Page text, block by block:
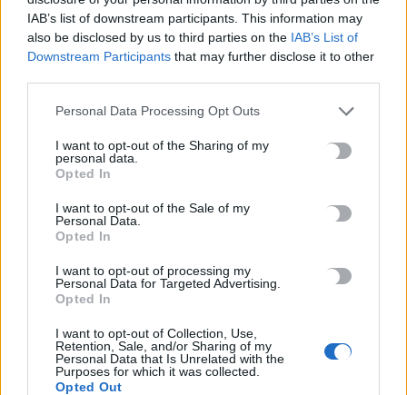
IAB’s list of downstream participants. This information may
also be disclosed by us to third parties on the IAB’s List of
Downstream Participants that may further disclose it to other
Personal Data Processing Opt Outs
I want to opt-out of the Sharing of my
personal data.
Opted In
I want to opt-out of the Sale of my
Personal Data.
Opted In
I want to opt-out of processing my
Personal Data for Targeted Advertising.
Opted In
I want to opt-out of Collection, Use,
Retention, Sale, and/or Sharing of my
Personal Data that Is Unrelated with the
Purposes for which it was collected.
Opted Out
Η Βρετανική κυβέρνηση δεν θα προχωρήσει σε διεξαγωγή
έρευνας για τον Επστάιν
5 Αυγούστου, 2026
5 Αυγούστου, 2026
5 Αυγούστου, 2026
TRENDING
ΞΑΠΛΩΣΤΡΕΣ